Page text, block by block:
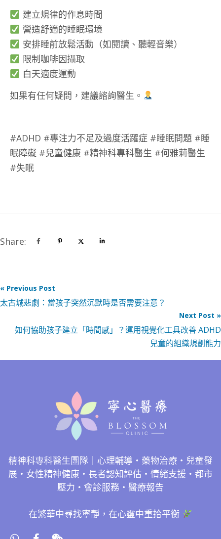
建立規律的作息時間
營造舒適的睡眠環境
安排睡前放鬆活動（如閱讀、聽輕音樂）
限制咖啡因攝取
白天適度運動
如果有任何疑問，建議諮詢醫生。
#ADHD #專注力不足及過度活躍症 #睡眠問題 #睡
眠障礙 #兒童健康 #精神科專科醫生 #何雅莉醫生
#失眠
Share:
« Previous Post
太古城悲劇：當孩子突然沉默時是否需要注意？
Next Post »
如何協助孩子建立「時間感」？運用視覺化工具改善 ADHD
兒童的組織規劃能力
精神科專科醫生團隊｜心理輔導・藥物治療・兒童發
展・女性精神健康・長者認知評估・情緒支援・都市
壓力・會診服務・醫療報告
在繁華中尋找寧靜，在心靈中重拾平衡